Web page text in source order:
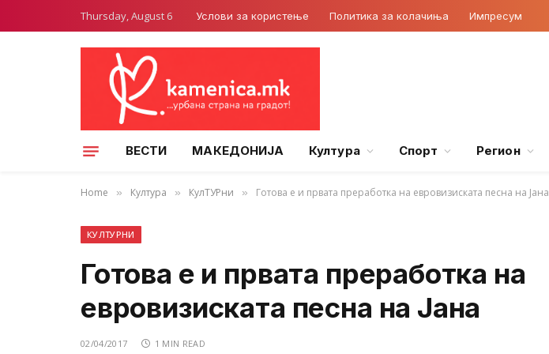
Thursday, August 6 Услови за користење Политика за колачиња Импресум
ВЕСТИ МАКЕДОНИЈА Култура Спорт Регион
Home » Култура » КулТУРни » Готова е и првата преработка на евровизиската песна на Јана
КУЛТУРНИ
Готова е и првата преработка на
евровизиската песна на Јана
02/04/2017 1 MIN READ